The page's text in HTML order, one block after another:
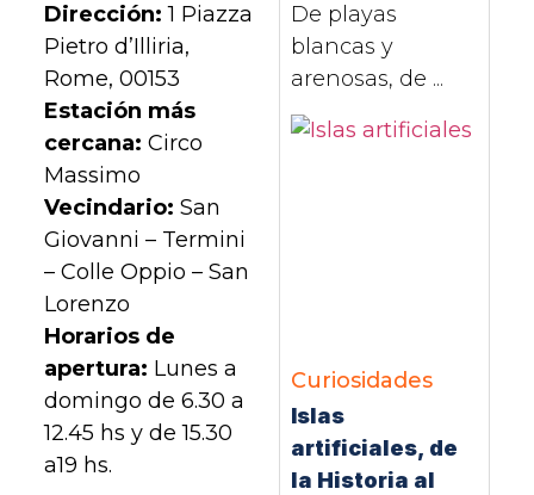
Dirección:1 Piazza
Pietro d’Illiria,
Rome, 00153
Estación más
cercana: Circo
Massimo
Vecindario: San
Giovanni – Termini
– Colle Oppio – San
Lorenzo
Horarios de
apertura: Lunes a
domingo de 6.30 a
12.45 hs y de 15.30
a19 hs.
De playas
blancas y
arenosas, de ...
Curiosidades
Islas
artificiales, de
la Historia al